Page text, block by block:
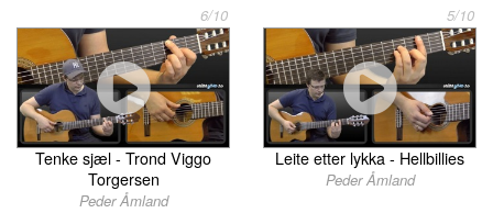
6/10
Tenke sjæl - Trond Viggo
Torgersen
Peder Åmland
5/10
Leite etter lykka - Hellbillies
Peder Åmland